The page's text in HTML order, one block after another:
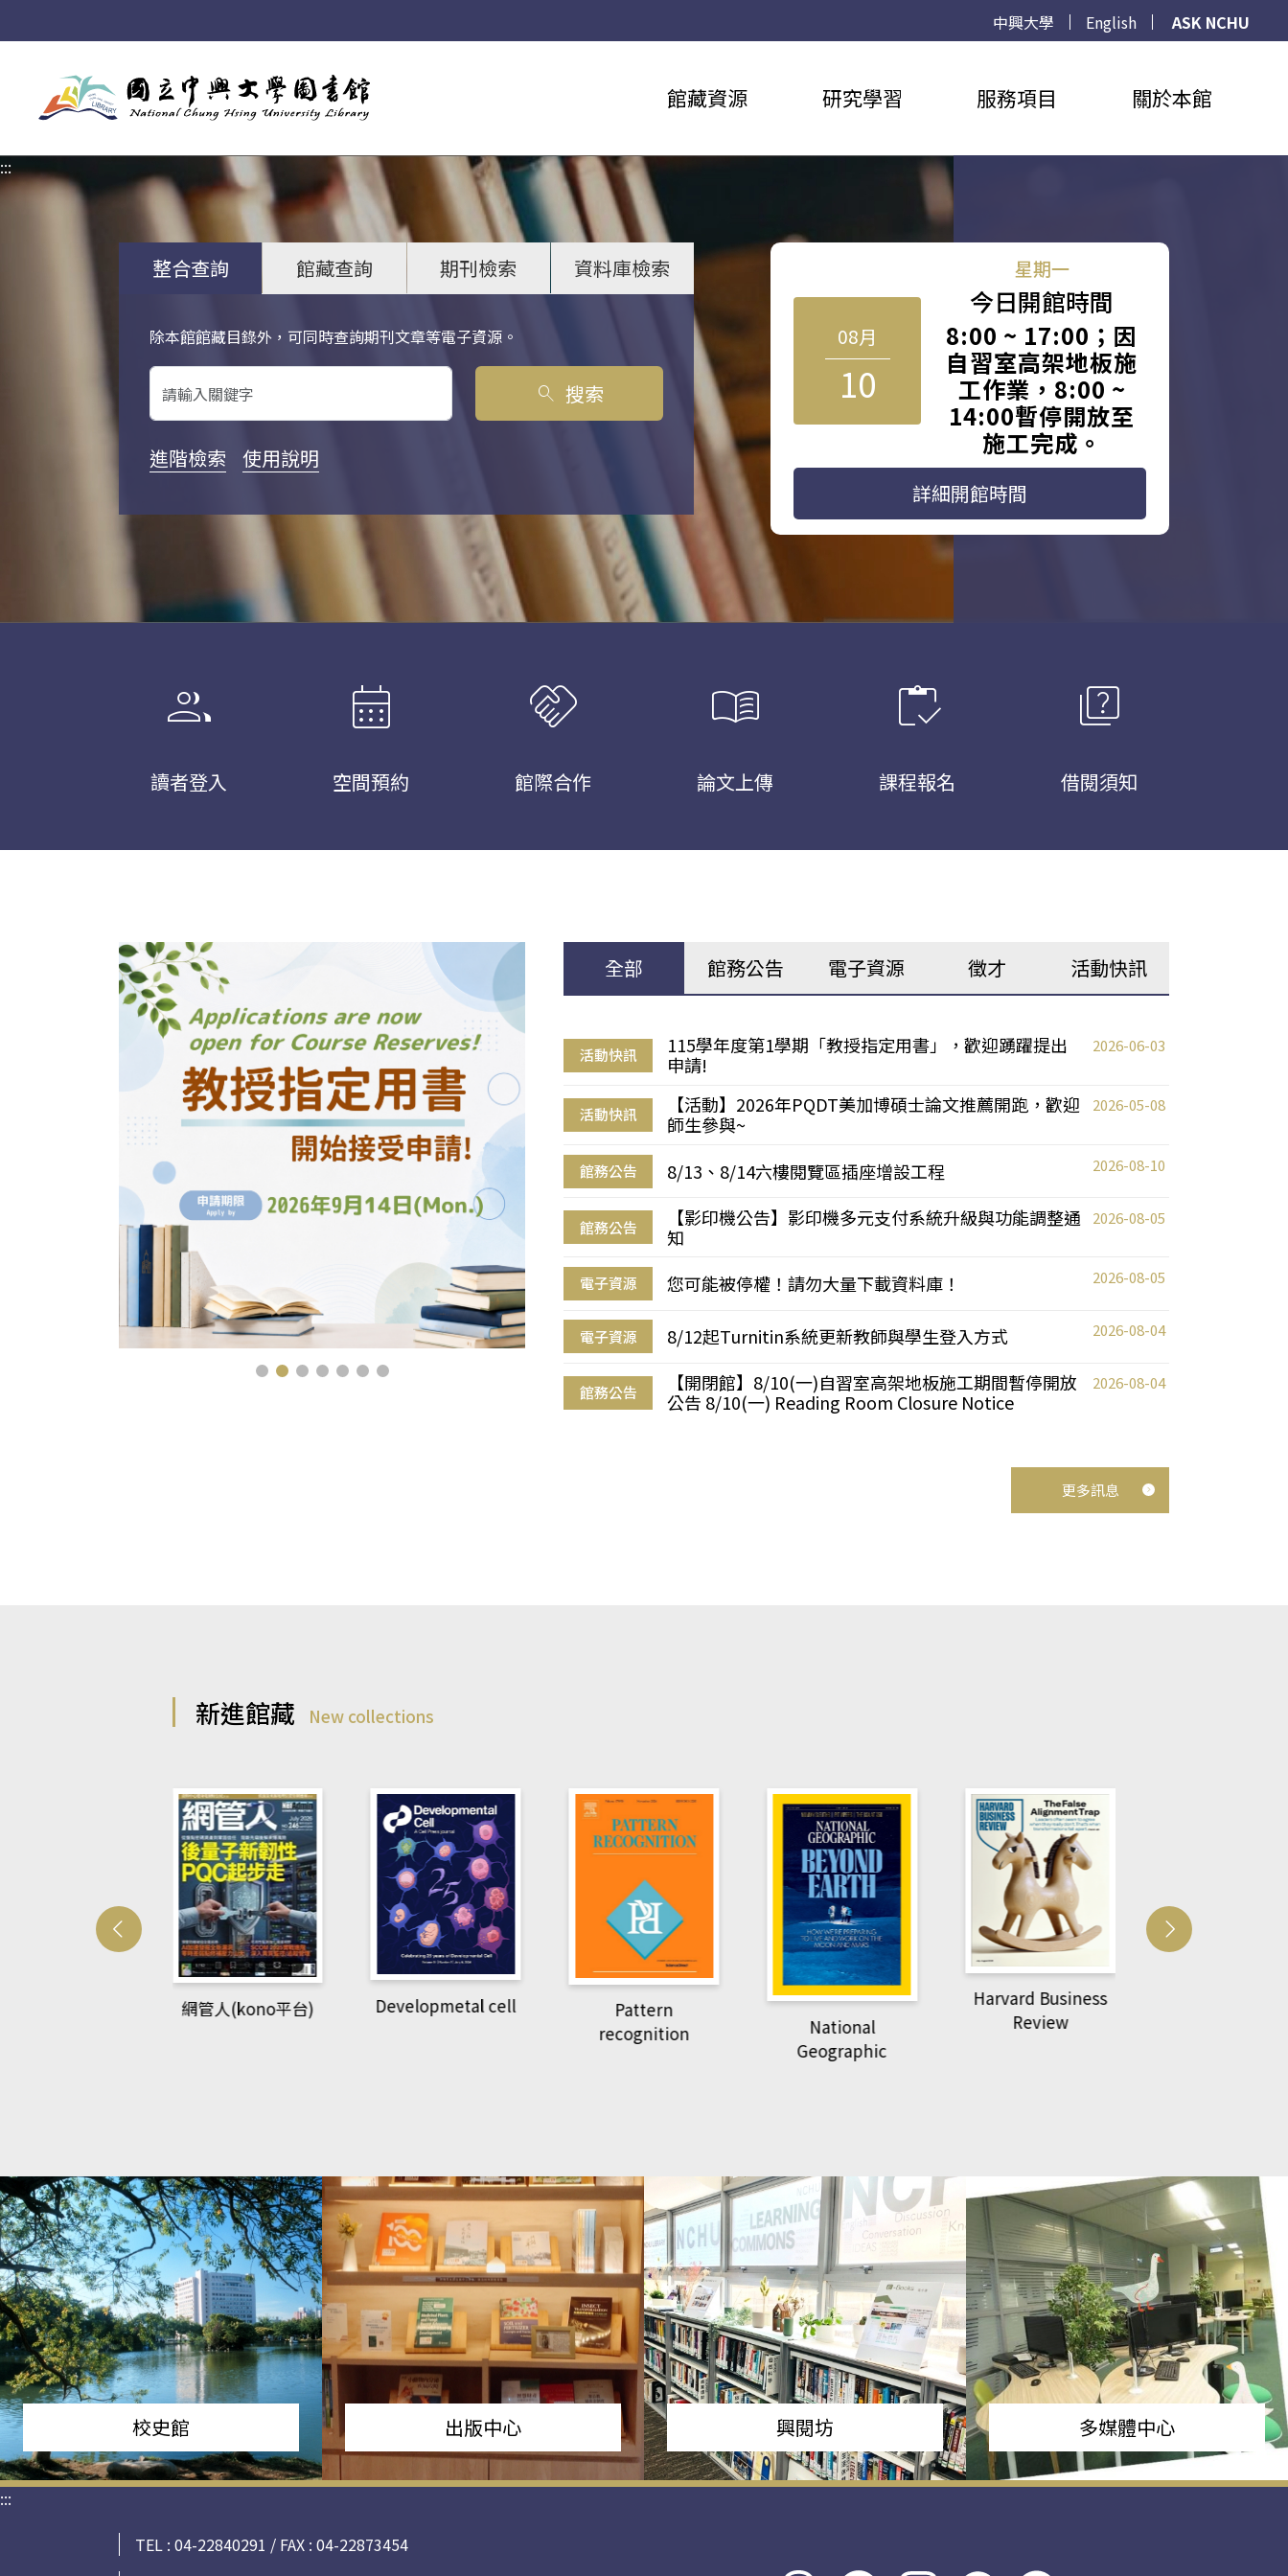
中興大學 English
ASK NCHU
館藏資源 研究學習 服務項目 關於本館
:::
整合查詢 館藏查詢 期刊檢索 資料庫檢索
除本館館藏目錄外，可同時查詢期刊文章等電子資源。
關鍵字搜尋
search 搜索
進階檢索 使用說明
08月
10
星期一
今日開館時間
8:00 ~ 17:00；因
自習室高架地板施
工作業，8:00 ~
14:00暫停開放至
施工完成。
詳細開館時間
group
讀者登入
calendar_month
空間預約
handshake
館際合作
menu_book
論文上傳
inventory
課程報名
quiz
借閱須知
全部 館務公告 電子資源 徵才 活動快訊
活動快訊
115學年度第1學期「教授指定用書」，歡迎踴躍提出
申請!
2026-06-03
活動快訊
【活動】2026年PQDT美加博碩士論文推薦開跑，歡迎
師生參與~
2026-05-08
館務公告 8/13、8/14六樓閱覽區插座增設工程 2026-08-10
館務公告
【影印機公告】影印機多元支付系統升級與功能調整通
知
2026-08-05
電子資源 您可能被停權！請勿大量下載資料庫！ 2026-08-05
電子資源 8/12起Turnitin系統更新教師與學生登入方式 2026-08-04
館務公告
【開閉館】8/10(一)自習室高架地板施工期間暫停開放
公告 8/10(一) Reading Room Closure Notice
2026-08-04
更多訊息
新進館藏 New collections
網管人(kono平台) Developmetal cell
Pattern
recognition
National
Geographic
Harvard Business
Review
校史館 出版中心 興閱坊 多媒體中心
:::
TEL : 04-22840291 / FAX : 04-22873454